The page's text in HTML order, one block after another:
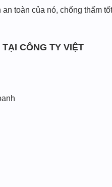
toàn của nó, chống thấm
TẠI CÔNG TY VIỆT